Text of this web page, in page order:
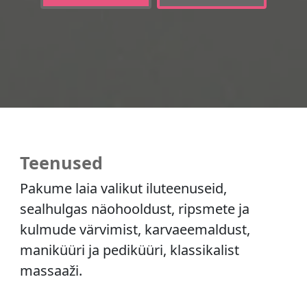
Teenused
Pakume laia valikut iluteenuseid,
sealhulgas näohooldust, ripsmete ja
kulmude värvimist, karvaeemaldust,
maniküüri ja pediküüri, klassikalist
massaaži.